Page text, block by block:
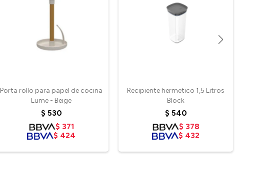
Porta rollo para papel de cocina
Lume - Beige
$ 530
$ 371
$ 424
Recipiente hermetico 1,5 Litros
Block
$ 540
$ 378
$ 432